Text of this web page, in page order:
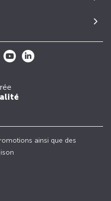
ainsi que des